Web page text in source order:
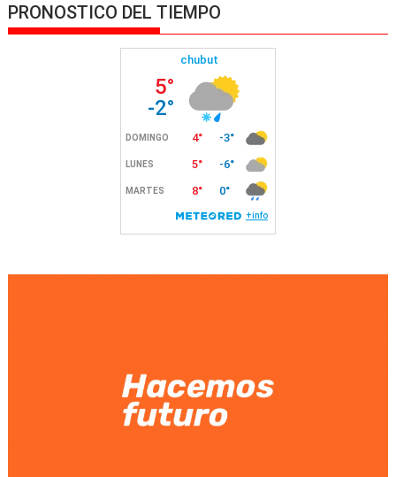
PRONOSTICO DEL TIEMPO